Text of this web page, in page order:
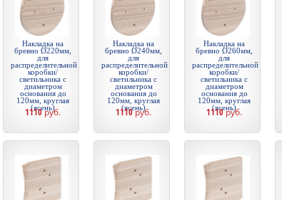
Накладка на
бревно Ø220мм,
для
распределительной
коробки/
светильника с
диаметром
основания до
120мм, круглая
(ясень)
1110руб.
Накладка на
бревно Ø240мм,
для
распределительной
коробки/
светильника с
диаметром
основания до
120мм, круглая
(ясень)
1110руб.
Накладка на
бревно Ø260мм,
для
распределительной
коробки/
светильника с
диаметром
основания до
120мм, круглая
(ясень)
1110руб.